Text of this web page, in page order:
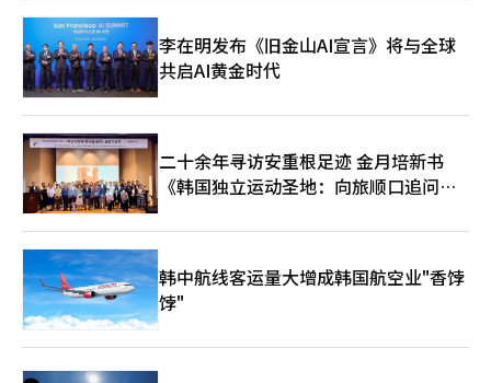
方神起的日本日产体育场演出等大型活动也将陆续举行。证券界对
SM的前景持乐观态度，认为公司在摆脱“经营权争议”后，专注
于增强主营业务竞争力，企业价值将得到重新评估。※ 本报道经
人工智能（AI）系统翻译与编辑。
李在明发布《旧金山AI宣言》将与全球
共启AI黄金时代
二十余年寻访安重根足迹 金月培新书
《韩国独立运动圣地：向旅顺口追问历
韩中航线客运量大增成韩国航空业"香饽
饽"